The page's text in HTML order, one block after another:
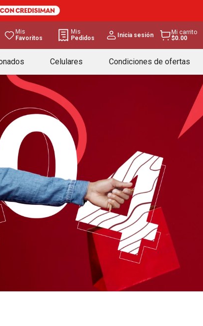
Mis
Favoritos
Mis
Pedidos
Inicia sesión
Mi carrito
$0.00
Celulares Condiciones de ofertas